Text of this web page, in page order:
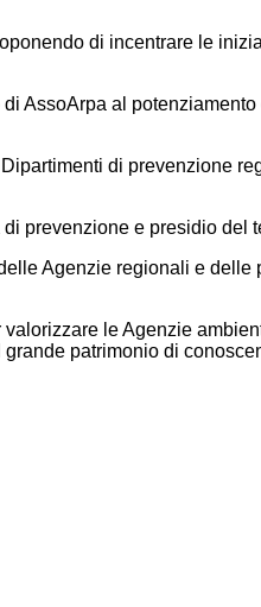
di incentrare le
AssoArpa al
di prevenzione
prevenzione e presidio del
Agenzie regionali e delle
le Agenzie
patrimonio di